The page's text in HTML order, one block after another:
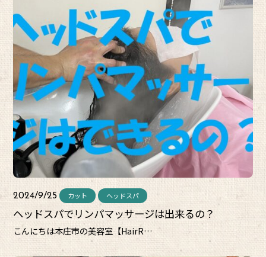
2024/9/25 カット ヘッドスパ
ヘッドスパでリンパマッサージは出来るの？
こんにちは本庄市の美容室【HairR…